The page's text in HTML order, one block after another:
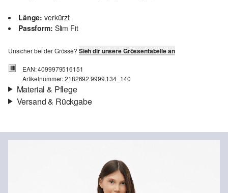
Länge: verkürzt
Passform: Slim Fit
Unsicher bei der Grösse? Sieh dir unsere Grössentabelle an
EAN: 4099979516151
Artikelnummer: 2182692.9999.134_140
Material & Pflege
Versand & Rückgabe
Deine Bestellung wird innerhalb von 4–5 Werktagen per SwissPost